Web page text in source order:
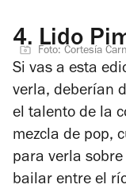
4. Lido
Foto: Cortesía
Si vas a esta
verla, deberían
el talento de la
mezcla de pop,
para verla
bailar entre el